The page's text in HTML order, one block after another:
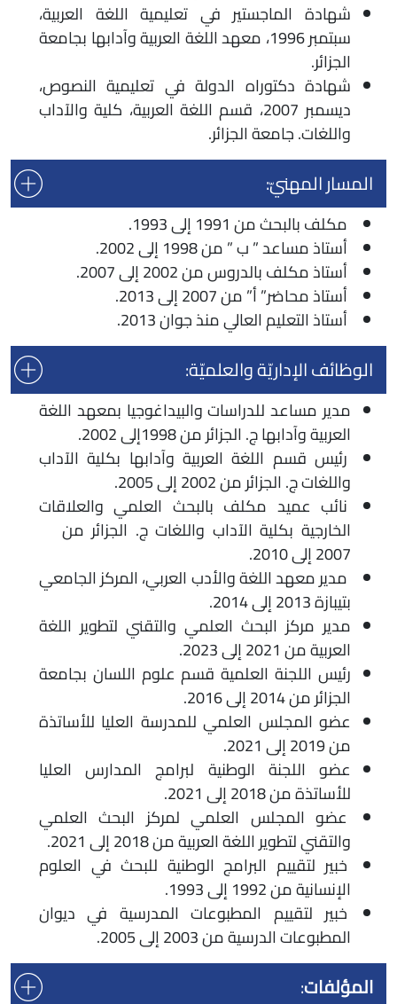
شهادة الماجستير في تعليمية اللغة العربية،
سبتمبر 1996، معهد اللغة العربية وآدابها بجامعة
الجزائر.
شهادة دكتوراه الدولة في تعليمية النصوص،
ديسمبر 2007، قسم اللغة العربية، كلية والآداب
واللغات. جامعة الجزائر.
المسار المهنيّ:
مكلف بالبحث من 1991 إلى 1993.
أستاذ مساعد ” ب ” من 1998 إلى 2002.
أستاذ مكلف بالدروس من 2002 إلى 2007.
أستاذ محاضر” أ” من 2007 إلى 2013.
أستاذ التعليم العالي منذ جوان 2013.
الوظائف الإداريّة والعلميّة:
مدير مساعد للدراسات والبيداغوجيا بمعهد اللغة
العربية وآدابها ج. الجزائر من 1998إلى 2002.
رئيس قسم اللغة العربية وآدابها بكلية الآداب
واللغات ج. الجزائر من 2002 إلى 2005.
نائب عميد مكلف بالبحث العلمي والعلاقات
الخارجية بكلية الآداب واللغات ج. الجزائر من
2007 إلى 2010.
مدير معهد اللغة والأدب العربي، المركز الجامعي
بتيبازة 2013 إلى 2014.
مدير مركز البحث العلمي والتقني لتطوير اللغة
العربية من 2021 إلى 2023.
رئيس اللجنة العلمية قسم علوم اللسان بجامعة
الجزائر من 2014 إلى 2016.
عضو المجلس العلمي للمدرسة العليا للأساتذة
من 2019 إلى 2021.
عضو اللجنة الوطنية لبرامج المدارس العليا
للأساتذة من 2018 إلى 2021.
عضو المجلس العلمي لمركز البحث العلمي
والتقني لتطوير اللغة العربية من 2018 إلى 2021.
خبير لتقييم البرامج الوطنية للبحث في العلوم
الإنسانية من 1992 إلى 1993.
خبير لتقييم المطبوعات المدرسية في ديوان
المطبوعات الدرسية من 2003 إلى 2005.
المؤلفات: